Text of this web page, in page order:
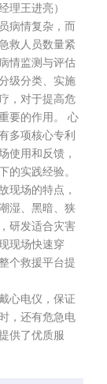
理王进亮）
病情复杂，而
救人员数量紧
情监测与评估
级分类、实施
，对于提高危
要的作用。 心
多项核心专利
使用和反馈，
的实践经验。
现场的特点，
湿、黑暗、狭
研发适合灾害
现场快速穿
个救援平台提
心电仪，保证
，还有危急电
供了优质服